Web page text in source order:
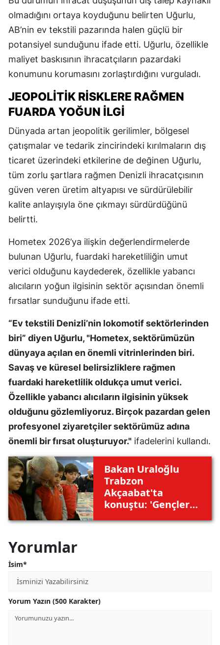
olmadığını ortaya koyduğunu belirten Uğurlu,
AB’nin ev tekstili pazarında halen güçlü bir
potansiyel sunduğunu ifade etti. Uğurlu, özellikle
maliyet baskısının ihracatçıların pazardaki
konumunu korumasını zorlaştırdığını vurguladı.
JEOPOLITIK RISKLERE RAĞMEN
FUARDA YOĞUN ILGI
Dünyada artan jeopolitik gerilimler, bölgesel
çatışmalar ve tedarik zincirindeki kırılmaların dış
ticaret üzerindeki etkilerine de değinen Uğurlu,
tüm zorlu şartlara rağmen Denizli ihracatçısının
güven veren üretim altyapısı ve sürdürülebilir
kalite anlayışıyla öne çıkmayı sürdürdüğünü
belirtti.
Hometex 2026’ya ilişkin değerlendirmelerde
bulunan Uğurlu, fuardaki hareketliliğin umut
verici olduğunu kaydederek, özellikle yabancı
alıcıların yoğun ilgisinin sektör açısından önemli
fırsatlar sunduğunu ifade etti.
“Ev tekstili Denizli’nin lokomotif sektörlerinden
biri” diyen Uğurlu, "Hometex, sektörümüzün
dünyaya açılan en önemli vitrinlerinden biri.
Savaş ve küresel belirsizliklere rağmen
fuardaki hareketlilik oldukça umut verici.
Özellikle yabancı alıcıların ilgisinin yüksek
olduğunu gözlemliyoruz. Birçok pazardan gelen
profesyonel ziyaretçiler sektörümüz adına
önemli bir fırsat oluşturuyor." ifadelerini kullandı.
Bakan Uraloğlu
Trabzon
Akçaabat'ta
konuştu: 'Gençler
Yorumlar
İsim*
Yorum Yazın (500 Karakter)